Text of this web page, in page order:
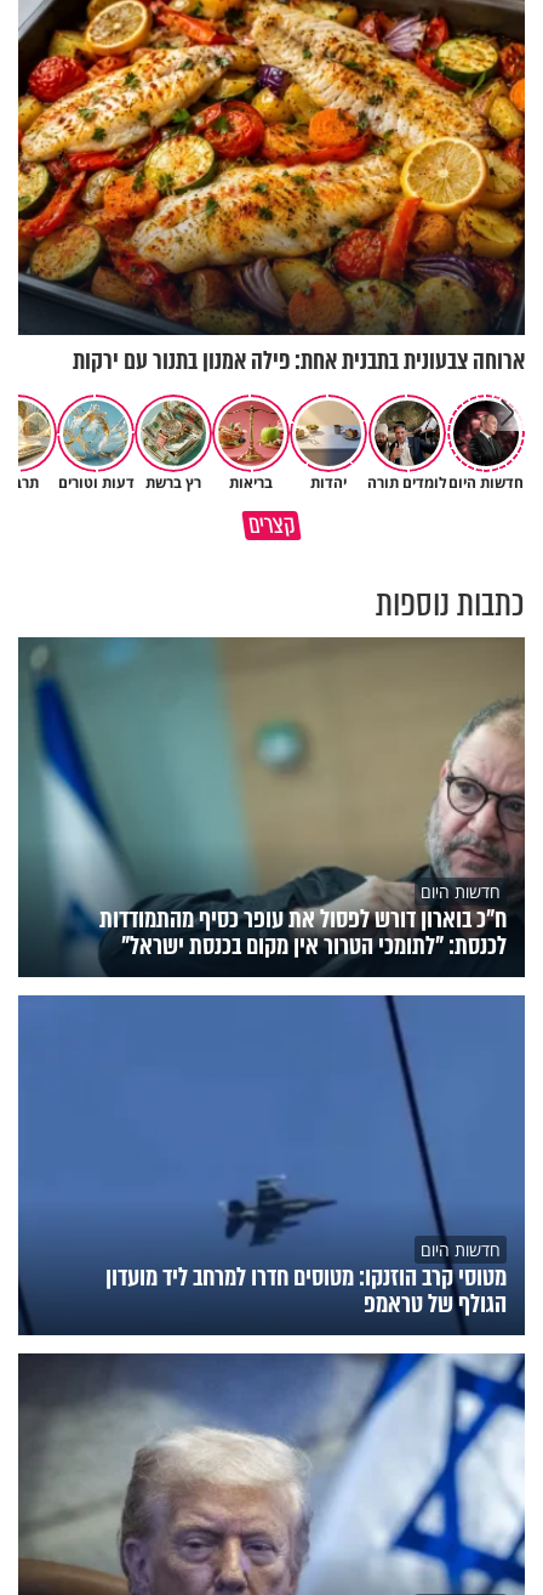
ארוחה צבעונית בתבנית אחת: פילה אמנון בתנור עם ירקות
חדשות היוםלומדים תורה יהדות בריאות רץ ברשת דעות וטורים
קצרים
רבתם שוב? 💔 זה לא אומר
כתבות נוספות
חדשות היום
ח״כ בוארון דורש לפסול את עופר כסיף מהתמודדות
לכנסת: "לתומכי הטרור אין מקום בכנסת ישראל"
חדשות היום
מטוסי קרב הוזנקו: מטוסים חדרו למרחב ליד מועדון
הגולף של טראמפ